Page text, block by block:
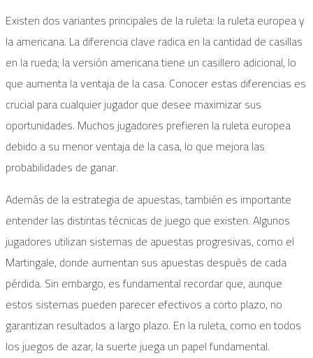
Existen dos variantes principales de la ruleta: la ruleta europea y
la americana. La diferencia clave radica en la cantidad de casillas
en la rueda; la versión americana tiene un casillero adicional, lo
que aumenta la ventaja de la casa. Conocer estas diferencias es
crucial para cualquier jugador que desee maximizar sus
oportunidades. Muchos jugadores prefieren la ruleta europea
debido a su menor ventaja de la casa, lo que mejora las
probabilidades de ganar.
Además de la estrategia de apuestas, también es importante
entender las distintas técnicas de juego que existen. Algunos
jugadores utilizan sistemas de apuestas progresivas, como el
Martingale, donde aumentan sus apuestas después de cada
pérdida. Sin embargo, es fundamental recordar que, aunque
estos sistemas pueden parecer efectivos a corto plazo, no
garantizan resultados a largo plazo. En la ruleta, como en todos
los juegos de azar, la suerte juega un papel fundamental.